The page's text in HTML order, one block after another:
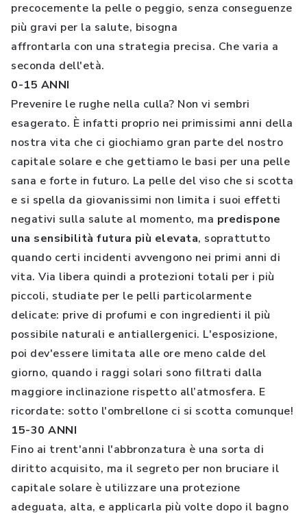
precocemente la pelle o peggio, senza conseguenze
più gravi per la salute, bisogna
affrontarla con una strategia precisa. Che varia a
seconda dell'età.
0-15 ANNI
Prevenire le rughe nella culla? Non vi sembri
esagerato. È infatti proprio nei primissimi anni della
nostra vita che ci giochiamo gran parte del nostro
capitale solare e che gettiamo le basi per una pelle
sana e forte in futuro. La pelle del viso che si scotta
e si spella da giovanissimi non limita i suoi effetti
negativi sulla salute al momento, ma predispone
una sensibilità futura più elevata, soprattutto
quando certi incidenti avvengono nei primi anni di
vita. Via libera quindi a protezioni totali per i più
piccoli, studiate per le pelli particolarmente
delicate: prive di profumi e con ingredienti il più
possibile naturali e antiallergenici. L'esposizione,
poi dev'essere limitata alle ore meno calde del
giorno, quando i raggi solari sono filtrati dalla
maggiore inclinazione rispetto all’atmosfera. E
ricordate: sotto l'ombrellone ci si scotta comunque!
15-30 ANNI
Fino ai trent'anni l'abbronzatura è una sorta di
diritto acquisito, ma il segreto per non bruciare il
capitale solare è utilizzare una protezione
adeguata, alta, e applicarla più volte dopo il bagno